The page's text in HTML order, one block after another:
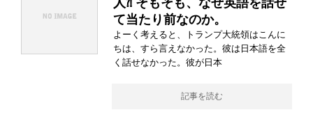
人⁈ そもそも、なぜ英語を話せ
て当たり前なのか。
よーく考えると、トランプ大統領はこんに
ちは、すら言えなかった。彼は日本語を全
く話せなかった。彼が日本
記事を読む